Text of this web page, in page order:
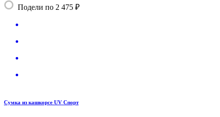
Подели по 2 475 ₽
Сумка из кашкорсе UV Спорт